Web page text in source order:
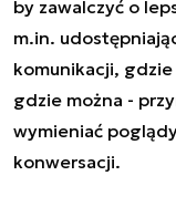
by zawalczyć o
m.in.
komunikacji,
gdzie można -
wymieniać
konwersacji.